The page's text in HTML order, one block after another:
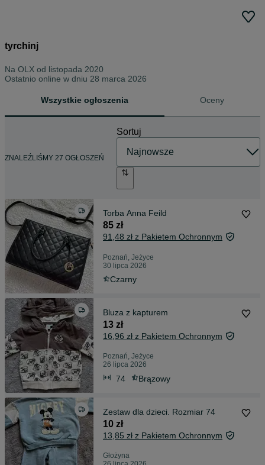
tyrchinj
Na OLX od listopada 2020
Ostatnio online w dniu 28 marca 2026
Wszystkie ogłoszenia Oceny
ZNALEŹLIŚMY 27 OGŁOSZEŃ
Sortuj
Torba Anna Feild
85 zł
91,48 zł z Pakietem Ochronnym
Poznań, Jeżyce
30 lipca 2026
Czarny
Bluza z kapturem
13 zł
16,96 zł z Pakietem Ochronnym
Poznań, Jeżyce
26 lipca 2026
74 Brązowy
Zestaw dla dzieci. Rozmiar 74
10 zł
13,85 zł z Pakietem Ochronnym
Głożyna